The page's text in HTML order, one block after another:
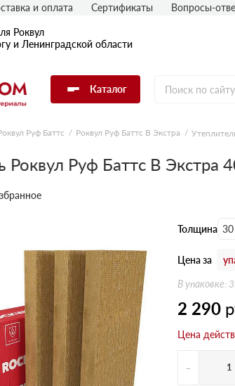
Роквул
и Ленинградской области
Каталог
и оплата Сертификаты Вопросы-
Руф Баттс Роквул Руф Баттс В Экстра
Роквул Руф Баттс В Экстра
Толщина
Цена за
В упаковке:
2 290
Цена
-